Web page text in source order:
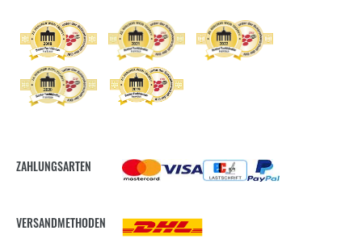
ZAHLUNGSARTEN
VERSANDMETHODEN